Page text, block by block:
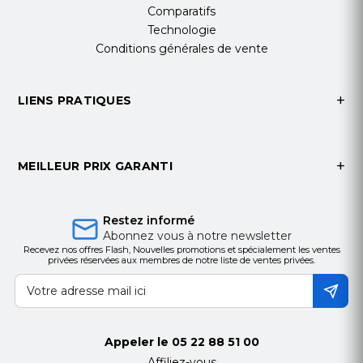
certifications
WEEE, REACH,
Fiche Technique
Fabricant iiYama
Référence
Comparatifs
Technologie
Conditions générales de vente
LIENS PRATIQUES
MEILLEUR PRIX GARANTI
Restez informé
Abonnez vous à notre newsletter
Recevez nos offres Flash, Nouvelles promotions et spécialement les ventes
privées réservées aux membres de notre liste de ventes privées.
Appeler le 05 22 88 51 00